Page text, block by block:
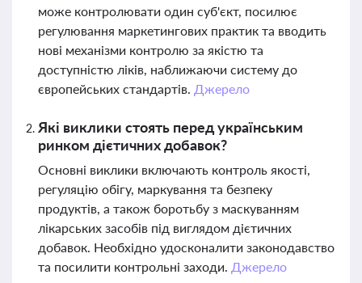
може контролювати один суб'єкт, посилює
регулювання маркетингових практик та вводить
нові механізми контролю за якістю та
доступністю ліків, наближаючи систему до
європейських стандартів. Джерело
Які виклики стоять перед українським
ринком дієтичних добавок?
Основні виклики включають контроль якості,
регуляцію обігу, маркування та безпеку
продуктів, а також боротьбу з маскуванням
лікарських засобів під виглядом дієтичних
добавок. Необхідно удосконалити законодавство
та посилити контрольні заходи. Джерело